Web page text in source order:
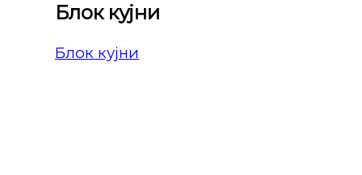
Блок кујни
Блок кујни